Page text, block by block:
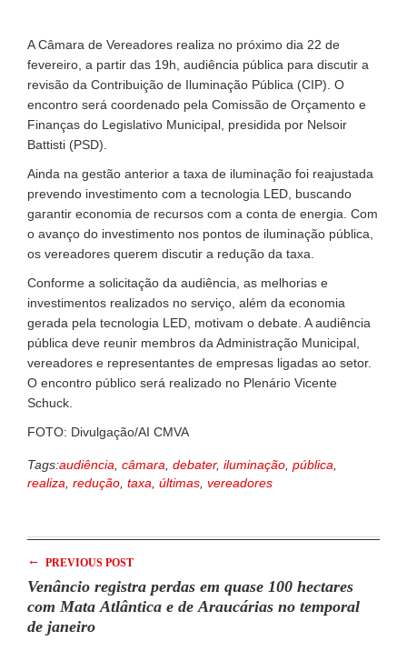
A Câmara de Vereadores realiza no próximo dia 22 de
fevereiro, a partir das 19h, audiência pública para discutir a
revisão da Contribuição de Iluminação Pública (CIP). O
encontro será coordenado pela Comissão de Orçamento e
Finanças do Legislativo Municipal, presidida por Nelsoir
Battisti (PSD).
Ainda na gestão anterior a taxa de iluminação foi reajustada
prevendo investimento com a tecnologia LED, buscando
garantir economia de recursos com a conta de energia. Com
o avanço do investimento nos pontos de iluminação pública,
os vereadores querem discutir a redução da taxa.
Conforme a solicitação da audiência, as melhorias e
investimentos realizados no serviço, além da economia
gerada pela tecnologia LED, motivam o debate. A audiência
pública deve reunir membros da Administração Municipal,
vereadores e representantes de empresas ligadas ao setor.
O encontro público será realizado no Plenário Vicente
Schuck.
FOTO: Divulgação/AI CMVA
Tags:audiência câmara debater, iluminação pública
realiza redução taxa últimas vereadores
← PREVIOUS POST
Venâncio registra perdas em quase 100 hectares
com Mata Atlântica e de Araucárias no temporal
de janeiro